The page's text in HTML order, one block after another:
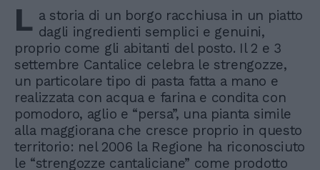
L a storia di un borgo racchiusa in un piatto
dagli ingredienti semplici e genuini,
proprio come gli abitanti del posto. Il 2 e 3
settembre Cantalice celebra le strengozze,
un particolare tipo di pasta fatta a mano e
realizzata con acqua e farina e condita con
pomodoro, aglio e “persa”, una pianta simile
alla maggiorana che cresce proprio in questo
territorio: nel 2006 la Regione ha riconosciuto
le “strengozze cantaliciane” come prodotto